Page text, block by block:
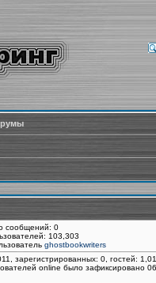
сообщений: 0
103,303
ghostbookwriters
зарегистрированных: 0, гостей:
online было зафиксировано